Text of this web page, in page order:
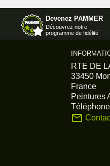
Devenez PAMMER
Découvrez notre
programme de fidélité
RTE DE
33450
France
Peintures
mail_outline